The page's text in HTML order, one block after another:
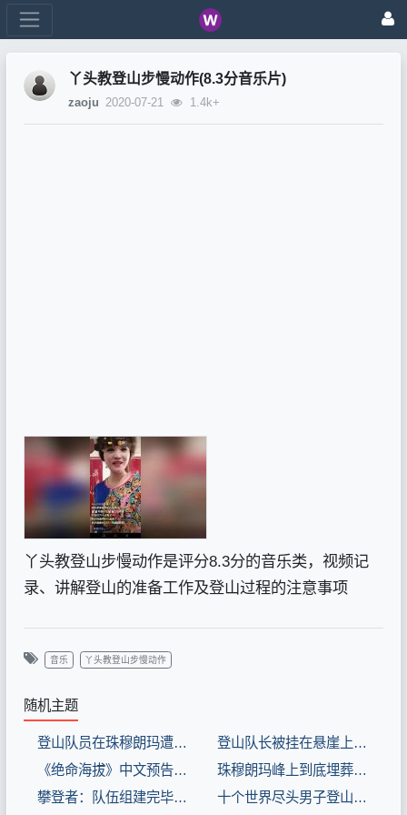
丫头教登山步慢动作(8.3分音乐片)
zaoju 2020-07-21 1.4k+
丫头教登山步慢动作是评分8.3分的音乐类，视频记
录、讲解登山的准备工作及登山过程的注意事项
音乐 丫头教登山步慢动作
随机主题
登山队员在珠穆朗玛遭遇了超10级的风暴，危急时刻还是队长站了出来，看的心惊肉跳(8.3分电影片)
登山队长被挂在悬崖上，为了不连累队友，自己割断绳子(8.3分电影片)
《绝命海拔》中文预告 登山探险队挑战冰雪极限(8.3分电影片)
珠穆朗玛峰上到底埋葬了多少尸体? 看完被吓到, 你还敢登山吗?(8.3分纪录片片)
攀登者：队伍组建完毕，准备训练队员，解析登山路线.mp4(8.3分电影片)
十个世界尽头男子登山途中一脚踩空，差点掉下去，幸亏同伴反应快(8.8分纪录片片)